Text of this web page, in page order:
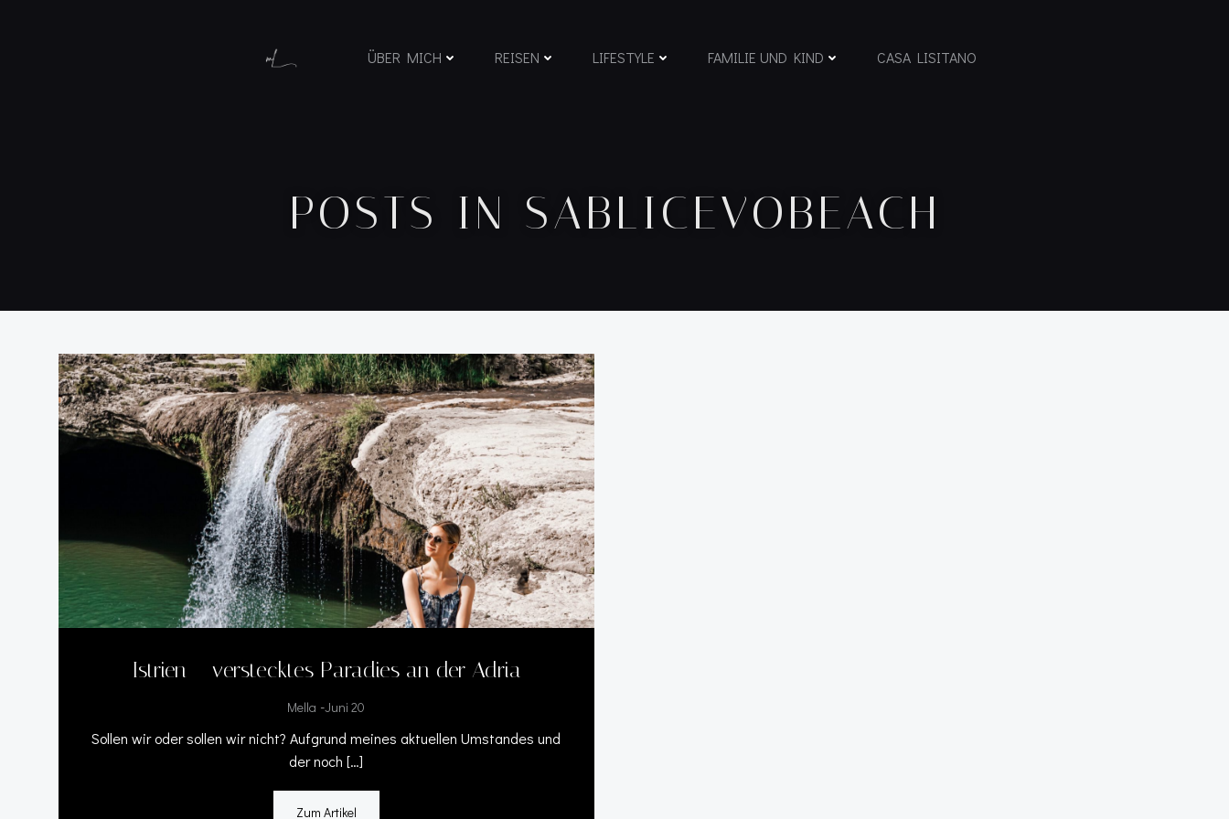
ÜBER MICH REISEN LIFESTYLE FAMILIE UND KIND CASA LISITANO
POSTS IN SABLICEVOBEACH
Istrien – verstecktes Paradies an der Adria
Mella -Juni 20
Sollen wir oder sollen wir nicht? Aufgrund meines aktuellen Umstandes und
der noch […]
Zum Artikel